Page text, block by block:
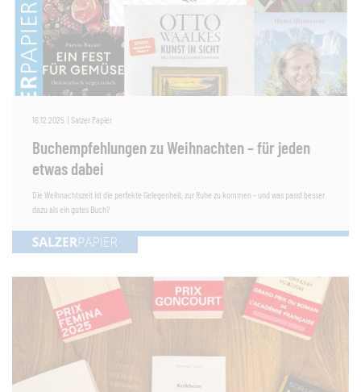
16.12.2025 | Salzer Papier
Buchempfehlungen zu Weihnachten – für jeden
etwas dabei
Die Weihnachtszeit ist die perfekte Gelegenheit, zur Ruhe zu kommen – und was passt besser
dazu als ein gutes Buch?